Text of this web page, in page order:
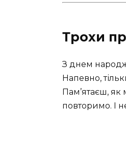
Трохи
З днем
Напевно,
Пам’ятаєш, як
повторимо. І